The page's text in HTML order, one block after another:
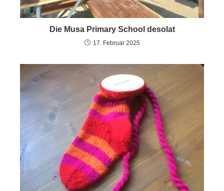
Die Musa Primary School desolat
17. Februar 2025